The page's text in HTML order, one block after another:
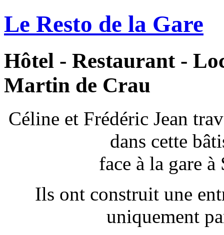
Le Resto de la Gare
Hôtel - Restaurant -
Martin de Crau
Céline et Frédéric Jean
dans cette
face à la gare
Ils ont construitune
uniquement